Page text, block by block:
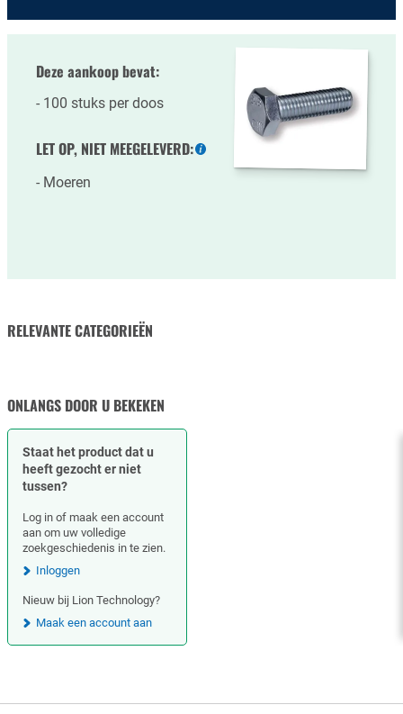
Deze aankoop bevat:
100 stuks per doos
LET OP, NIET MEEGELEVERD:
Moeren
RELEVANTE CATEGORIEËN
ONLANGS DOOR U BEKEKEN
Staat het product dat u
heeft gezocht er niet
tussen?
Log in of maak een account
aan om uw volledige
zoekgeschiedenis in te zien.
Inloggen
Nieuw bij Lion Technology?
Maak een account aan